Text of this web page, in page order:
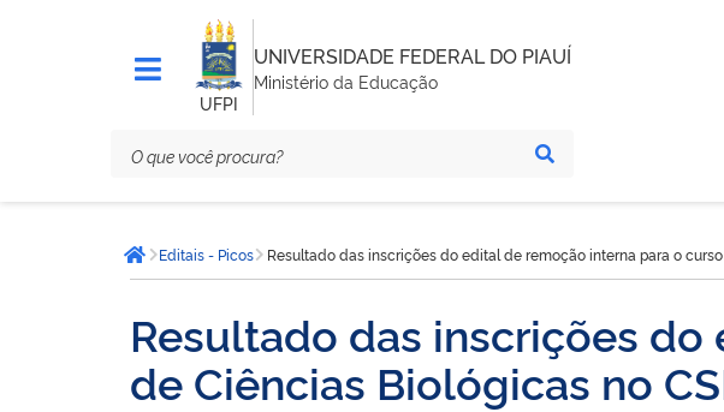
UFPI
UNIVERSIDADE FEDERAL DO PIAUÍ
Ministério da Educação
está
aqui:Página inicial
Editais - Picos Resultado das inscrições do edital de remoção interna para o
Resultado das inscrições
de Ciências Biológicas no